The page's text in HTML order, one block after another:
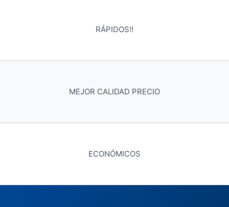
RÁPIDOS!!
MEJOR CALIDAD PRECIO
ECONÓMICOS